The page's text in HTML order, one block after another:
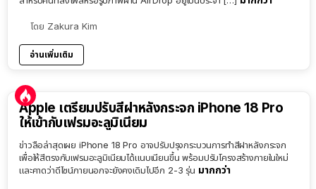
โดย Zakura Kim
อ่านเพิ่มเติม
Apple เตรียมปรับสีฝาหลังกระจก iPhone 18 Pro
ให้เข้ากับเฟรมอะลูมิเนียม
ข่าวลือล่าสุดเผย iPhone 18 Pro อาจปรับปรุงกระบวนการทำสีฝาหลังกระจก
เพื่อให้สีตรงกับเฟรมอะลูมิเนียมได้แนบเนียนขึ้น พร้อมปรับโครงสร้างภายในใหม่
และคาดว่าดีไซน์ภายนอกจะยังคงเดิมไปอีก 2-3 รุ่น มากกว่า